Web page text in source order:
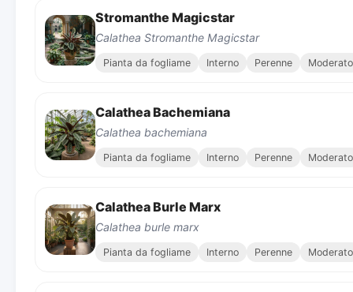
Stromanthe Magicstar
Calathea Stromanthe Magicstar
Pianta da fogliame Interno Perenne Moderato
Calathea Bachemiana
Calathea bachemiana
Pianta da fogliame Interno Perenne Moderato
Calathea Burle Marx
Calathea burle marx
Pianta da fogliame Interno Perenne Moderato